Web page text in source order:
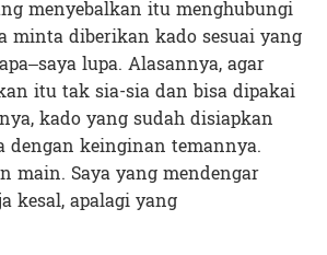
menyebalkan itu menghubungi
minta diberikan kado sesuai yang
lupa. Alasannya, agar
itu tak sia-sia dan bisa dipakai
kado yang sudah disiapkan
dengan keinginan temannya.
main. Saya yang mendengar
kesal, apalagi yang